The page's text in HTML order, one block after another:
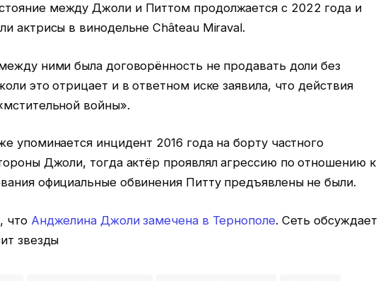
между Джоли и Питтом продолжается с 2022 года и
актрисы в винодельне Château Miraval.
ними была договорённость не продавать доли без
это отрицает и в ответном иске заявила, что действия
войны».
упоминается инцидент 2016 года на борту частного
Джоли, тогда актёр проявлял агрессию по отношению к
официальные обвинения Питту предъявлены не были.
что Анджелина Джоли замечена в Тернополе. Сеть обсуждает
звезды